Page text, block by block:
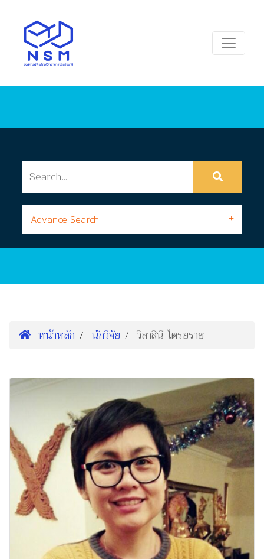
Advance Search
หน้าหลัก นักวิจัย วิลาสินี ไตรยราช